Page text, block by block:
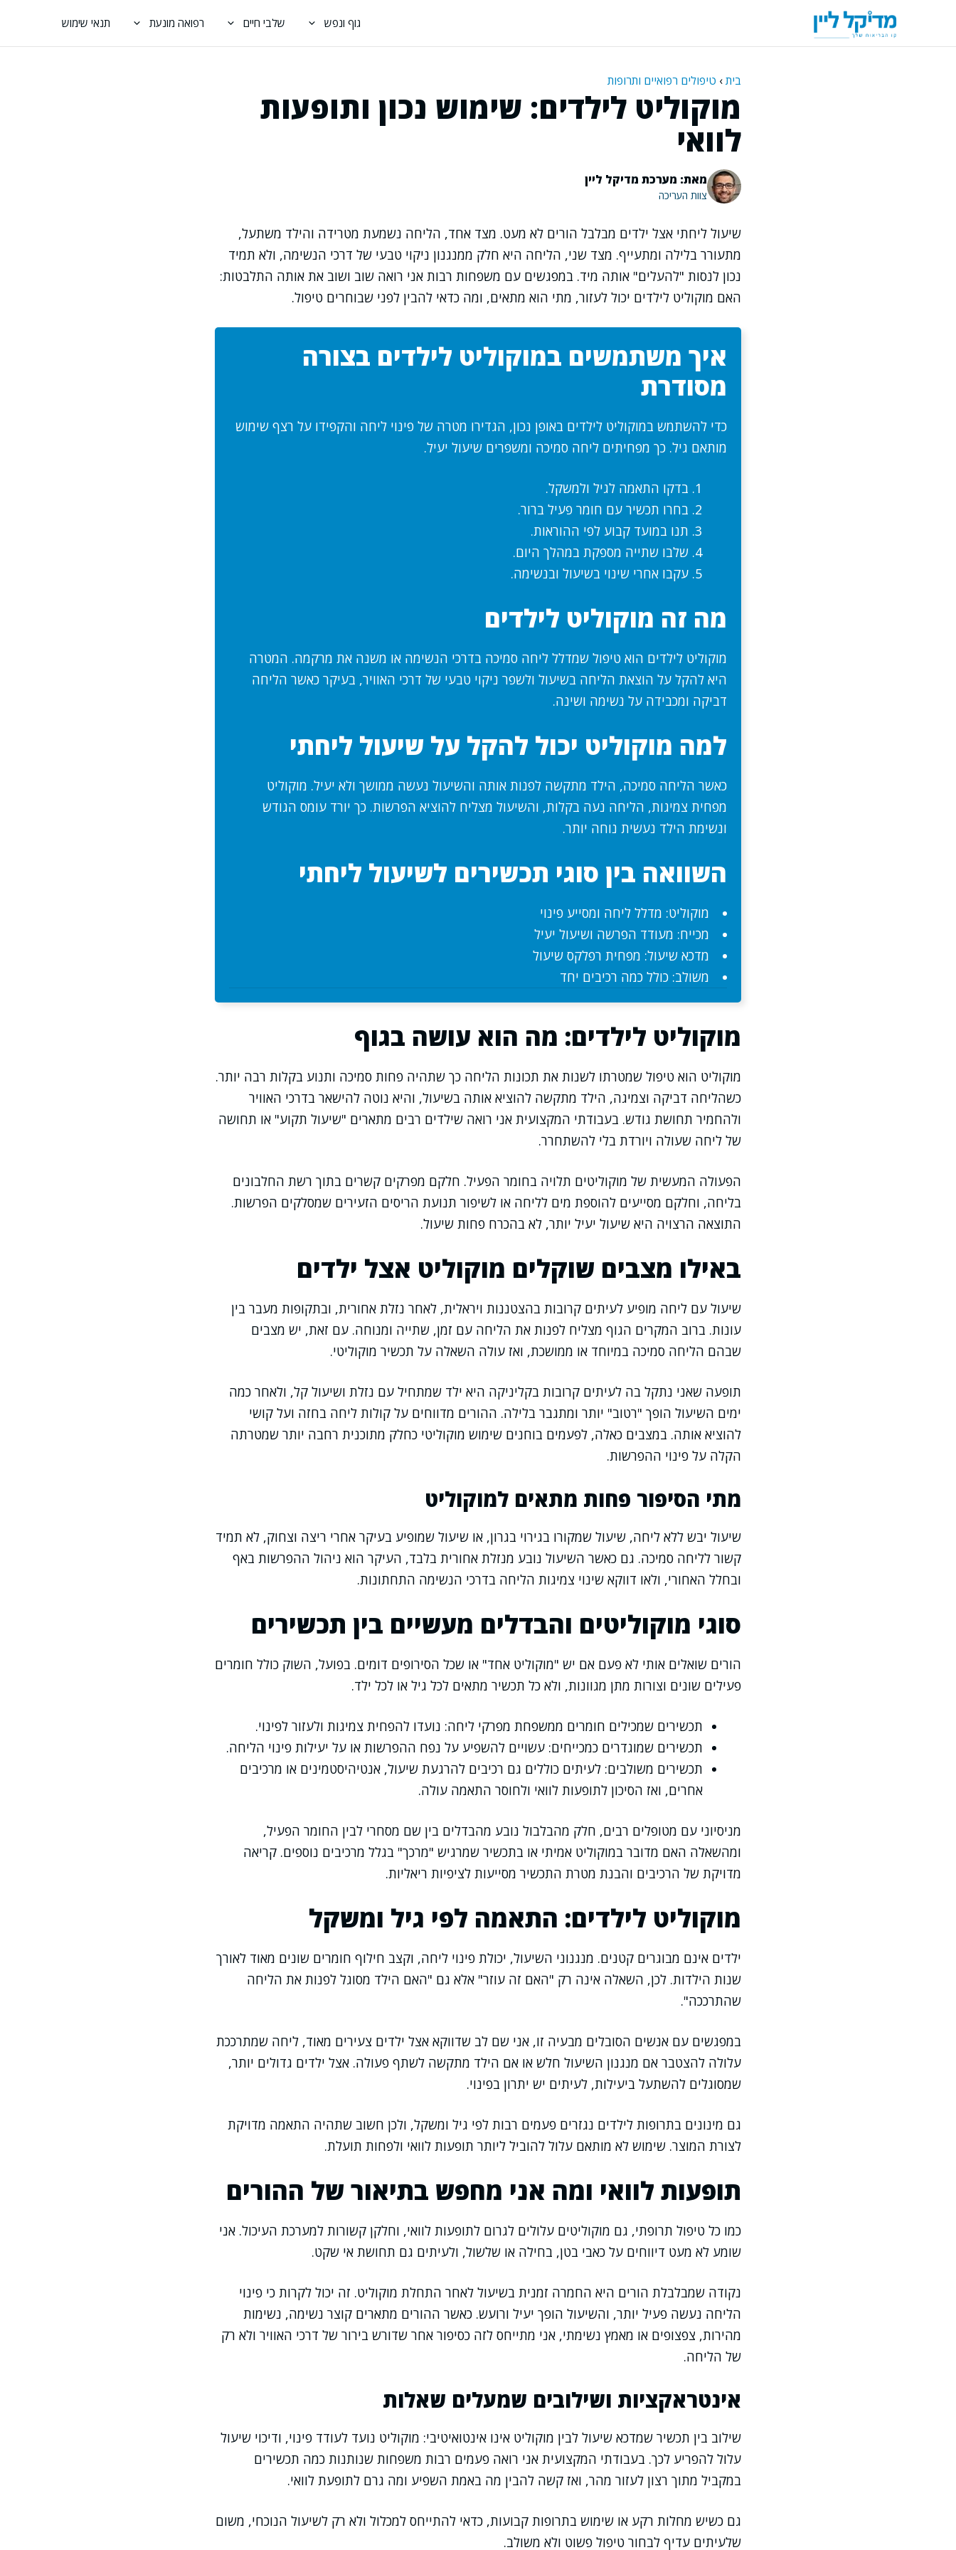
גוף ונפש שלבי חיים רפואה מונעת תנאי שימוש
בית› טיפולים רפואיים ותרופות
מוקוליט לילדים: שימוש נכון ותופעות
לוואי
מאת: מערכת מדיקל ליין
צוות העריכה
שיעול ליחתי אצל ילדים מבלבל הורים לא מעט. מצד אחד, הליחה נשמעת מטרידה והילד משתעל,
מתעורר בלילה ומתעייף. מצד שני, הליחה היא חלק ממנגנון ניקוי טבעי של דרכי הנשימה, ולא תמיד
נכון לנסות "להעלים" אותה מיד. במפגשים עם משפחות רבות אני רואה שוב ושוב את אותה התלבטות:
האם מוקוליט לילדים יכול לעזור, מתי הוא מתאים, ומה כדאי להבין לפני שבוחרים טיפול.
איך משתמשים במוקוליט לילדים בצורה
מסודרת
כדי להשתמש במוקוליט לילדים באופן נכון, הגדירו מטרה של פינוי ליחה והקפידו על רצף שימוש
מותאם גיל. כך מפחיתים ליחה סמיכה ומשפרים שיעול יעיל.
בדקו התאמה לגיל ולמשקל.
בחרו תכשיר עם חומר פעיל ברור.
תנו במועד קבוע לפי ההוראות.
שלבו שתייה מספקת במהלך היום.
עקבו אחרי שינוי בשיעול ובנשימה.
מה זה מוקוליט לילדים
מוקוליט לילדים הוא טיפול שמדלל ליחה סמיכה בדרכי הנשימה או משנה את מרקמה. המטרה
היא להקל על הוצאת הליחה בשיעול ולשפר ניקוי טבעי של דרכי האוויר, בעיקר כאשר הליחה
דביקה ומכבידה על נשימה ושינה.
למה מוקוליט יכול להקל על שיעול ליחתי
כאשר הליחה סמיכה, הילד מתקשה לפנות אותה והשיעול נעשה ממושך ולא יעיל. מוקוליט
מפחית צמיגות, הליחה נעה בקלות, והשיעול מצליח להוציא הפרשות. כך יורד עומס הגודש
ונשימת הילד נעשית נוחה יותר.
השוואה בין סוגי תכשירים לשיעול ליחתי
מוקוליט: מדלל ליחה ומסייע פינוי
מכייח: מעודד הפרשה ושיעול יעיל
מדכא שיעול: מפחית רפלקס שיעול
משולב: כולל כמה רכיבים יחד
מוקוליט לילדים: מה הוא עושה בגוף
מוקוליט הוא טיפול שמטרתו לשנות את תכונות הליחה כך שתהיה פחות סמיכה ותנוע בקלות רבה יותר.
כשהליחה דביקה וצמיגה, הילד מתקשה להוציא אותה בשיעול, והיא נוטה להישאר בדרכי האוויר
ולהחמיר תחושת גודש. בעבודתי המקצועית אני רואה שילדים רבים מתארים "שיעול תקוע" או תחושה
של ליחה שעולה ויורדת בלי להשתחרר.
הפעולה המעשית של מוקוליטים תלויה בחומר הפעיל. חלקם מפרקים קשרים בתוך רשת החלבונים
בליחה, וחלקם מסייעים להוספת מים לליחה או לשיפור תנועת הריסים הזעירים שמסלקים הפרשות.
התוצאה הרצויה היא שיעול יעיל יותר, לא בהכרח פחות שיעול.
באילו מצבים שוקלים מוקוליט אצל ילדים
שיעול עם ליחה מופיע לעיתים קרובות בהצטננות ויראלית, לאחר נזלת אחורית, ובתקופות מעבר בין
עונות. ברוב המקרים הגוף מצליח לפנות את הליחה עם זמן, שתייה ומנוחה. עם זאת, יש מצבים
שבהם הליחה סמיכה במיוחד או ממושכת, ואז עולה השאלה על תכשיר מוקוליטי.
תופעה שאני נתקל בה לעיתים קרובות בקליניקה היא ילד שמתחיל עם נזלת ושיעול קל, ולאחר כמה
ימים השיעול הופך "רטוב" יותר ומתגבר בלילה. ההורים מדווחים על קולות ליחה בחזה ועל קושי
להוציא אותה. במצבים כאלה, לפעמים בוחנים שימוש מוקוליטי כחלק מתוכנית רחבה יותר שמטרתה
הקלה על פינוי ההפרשות.
מתי הסיפור פחות מתאים למוקוליט
שיעול יבש ללא ליחה, שיעול שמקורו בגירוי בגרון, או שיעול שמופיע בעיקר אחרי ריצה וצחוק, לא תמיד
קשור לליחה סמיכה. גם כאשר השיעול נובע מנזלת אחורית בלבד, העיקר הוא ניהול ההפרשות באף
ובחלל האחורי, ולאו דווקא שינוי צמיגות הליחה בדרכי הנשימה התחתונות.
סוגי מוקוליטים והבדלים מעשיים בין תכשירים
הורים שואלים אותי לא פעם אם יש "מוקוליט אחד" או שכל הסירופים דומים. בפועל, השוק כולל חומרים
פעילים שונים וצורות מתן מגוונות, ולא כל תכשיר מתאים לכל גיל או לכל ילד.
תכשירים שמכילים חומרים ממשפחת מפרקי ליחה: נועדו להפחית צמיגות ולעזור לפינוי.
תכשירים שמוגדרים כמכייחים: עשויים להשפיע על נפח ההפרשות או על יעילות פינוי הליחה.
תכשירים משולבים: לעיתים כוללים גם רכיבים להרגעת שיעול, אנטיהיסטמינים או מרכיבים
אחרים, ואז הסיכון לתופעות לוואי ולחוסר התאמה עולה.
מניסיוני עם מטופלים רבים, חלק מהבלבול נובע מהבדלים בין שם מסחרי לבין החומר הפעיל,
ומהשאלה האם מדובר במוקוליט אמיתי או בתכשיר שמרגיש "מרכך" בגלל מרכיבים נוספים. קריאה
מדויקת של הרכיבים והבנת מטרת התכשיר מסייעות לציפיות ריאליות.
מוקוליט לילדים: התאמה לפי גיל ומשקל
ילדים אינם מבוגרים קטנים. מנגנוני השיעול, יכולת פינוי ליחה, וקצב חילוף חומרים שונים מאוד לאורך
שנות הילדות. לכן, השאלה אינה רק "האם זה עוזר" אלא גם "האם הילד מסוגל לפנות את הליחה
שהתרככה".
במפגשים עם אנשים הסובלים מבעיה זו, אני שם לב שדווקא אצל ילדים צעירים מאוד, ליחה שמתרככת
עלולה להצטבר אם מנגנון השיעול חלש או אם הילד מתקשה לשתף פעולה. אצל ילדים גדולים יותר,
שמסוגלים להשתעל ביעילות, לעיתים יש יתרון בפינוי.
גם מינונים בתרופות לילדים נגזרים פעמים רבות לפי גיל ומשקל, ולכן חשוב שתהיה התאמה מדויקת
לצורת המוצר. שימוש לא מותאם עלול להוביל ליותר תופעות לוואי ולפחות תועלת.
תופעות לוואי ומה אני מחפש בתיאור של ההורים
כמו כל טיפול תרופתי, גם מוקוליטים עלולים לגרום לתופעות לוואי, וחלקן קשורות למערכת העיכול. אני
שומע לא מעט דיווחים על כאבי בטן, בחילה או שלשול, ולעיתים גם תחושת אי שקט.
נקודה שמבלבלת הורים היא החמרה זמנית בשיעול לאחר התחלת מוקוליט. זה יכול לקרות כי פינוי
הליחה נעשה פעיל יותר, והשיעול הופך יעיל ורועש. כאשר ההורים מתארים קוצר נשימה, נשימות
מהירות, צפצופים או מאמץ נשימתי, אני מתייחס לזה כסיפור אחר שדורש בירור של דרכי האוויר ולא רק
של הליחה.
אינטראקציות ושילובים שמעלים שאלות
שילוב בין תכשיר שמדכא שיעול לבין מוקוליט אינו אינטואיטיבי: מוקוליט נועד לעודד פינוי, ודיכוי שיעול
עלול להפריע לכך. בעבודתי המקצועית אני רואה פעמים רבות משפחות שנותנות כמה תכשירים
במקביל מתוך רצון לעזור מהר, ואז קשה להבין מה באמת השפיע ומה גרם לתופעת לוואי.
גם כשיש מחלות רקע או שימוש בתרופות קבועות, כדאי להתייחס למכלול ולא רק לשיעול הנוכחי, משום
שלעיתים עדיף לבחור טיפול פשוט ולא משולב.